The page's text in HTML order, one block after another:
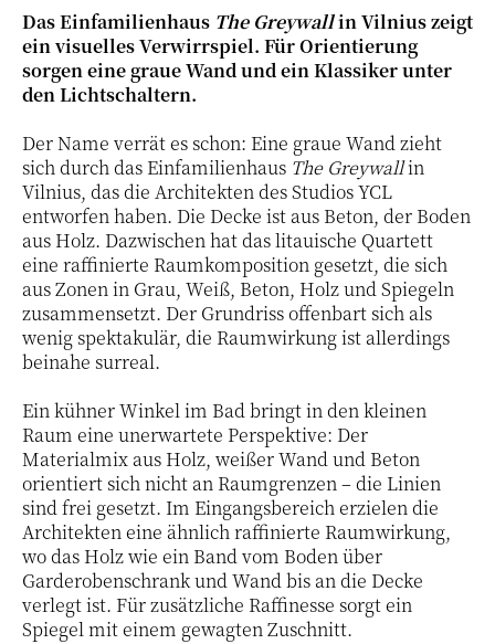
Das Einfamilienhaus The Greywallin Vilnius zeigt
ein visuelles Verwirrspiel. Für Orientierung
sorgen eine graue Wand und ein Klassiker unter
den Lichtschaltern.
Der Name verrät es schon: Eine graue Wand zieht
sich durch das Einfamilienhaus The Greywallin
Vilnius, das die Architekten des Studios YCL
entworfen haben. Die Decke ist aus Beton, der Boden
aus Holz. Dazwischen hat das litauische Quartett
eine raffinierte Raumkomposition gesetzt, die sich
aus Zonen in Grau, Weiß, Beton, Holz und Spiegeln
zusammensetzt. Der Grundriss offenbart sich als
wenig spektakulär, die Raumwirkung ist allerdings
beinahe surreal.
Ein kühner Winkel im Bad bringt in den kleinen
Raum eine unerwartete Perspektive: Der
Materialmix aus Holz, weißer Wand und Beton
orientiert sich nicht an Raumgrenzen – die Linien
sind frei gesetzt. Im Eingangsbereich erzielen die
Architekten eine ähnlich raffinierte Raumwirkung,
wo das Holz wie ein Band vom Boden über
Garderobenschrank und Wand bis an die Decke
verlegt ist. Für zusätzliche Raffinesse sorgt ein
Spiegel mit einem gewagten Zuschnitt.